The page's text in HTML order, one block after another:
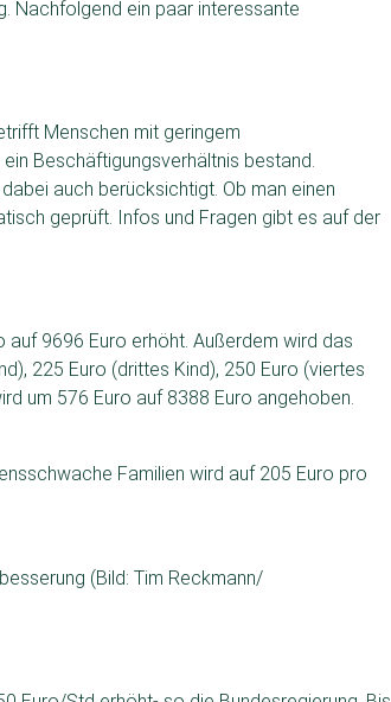
Nachfolgend ein paar interessante
Menschen mit geringem
Beschäftigungsverhältnis bestand.
auch berücksichtigt. Ob man einen
geprüft. Infos und Fragen gibt es auf der
auf 9696 Euro erhöht. Außerdem wird das
225 Euro (drittes Kind), 250 Euro (viertes
um 576 Euro auf 8388 Euro angehoben.
Familien wird auf 205 Euro pro
(Bild: Tim Reckmann/